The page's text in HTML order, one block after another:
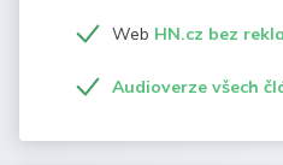
Web HN.cz bez
Audioverze všech